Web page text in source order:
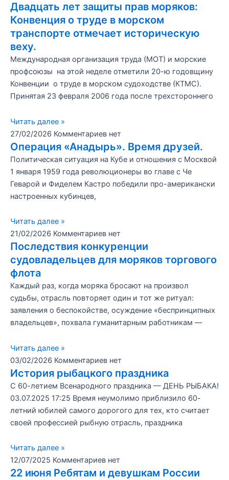
Двадцать лет защиты прав моряков:
Конвенция о труде в морском
транспорте отмечает историческую
веху.
Международная организация труда (МОТ) и морские
профсоюзы на этой неделе отметили 20-ю годовщину
Конвенции о труде в морском судоходстве (КТМС).
Принятая 23 февраля 2006 года после трехстороннего
Читать далее »
27/02/2026 Комментариев нет
Операция «Анадырь». Время друзей.
Политическая ситуация на Кубе и отношения с Москвой
1 января 1959 года революционеры во главе с Че
Геварой и Фиделем Кастро победили про-американски
настроенных кубинцев,
Читать далее »
21/02/2026 Комментариев нет
Последствия конкуренции
судовладельцев для моряков торгового
флота
Каждый раз, когда моряка бросают на произвол
судьбы, отрасль повторяет один и тот же ритуал:
заявления о беспокойстве, осуждение «беспринципных
владельцев», похвала гуманитарным работникам —
Читать далее »
03/02/2026 Комментариев нет
История рыбацкого праздника
С 60-летием Всенародного праздника — ДЕНЬ РЫБАКА!
03.07.2025 17:25 Время неумолимо приблизило 60-
летний юбилей самого дорогого для тех, кто считает
своей профессией рыбную отрасль, праздника
Читать далее »
12/07/2025 Комментариев нет
22 июня Ребятам и девушкам России